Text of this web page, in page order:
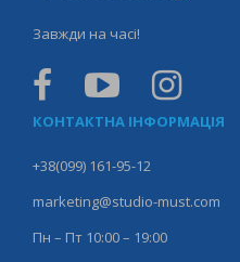
Завжди на часі!
КОНТАКТНА ІНФОРМАЦІЯ
+38(099) 161-95-12
marketing@studio-must.com
Пн – Пт 10:00 – 19:00